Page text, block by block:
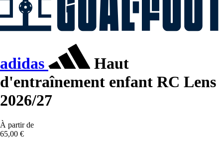
adidas
Haut
d'entraînement enfant RC Lens
2026/27
À partir de
65,00 €